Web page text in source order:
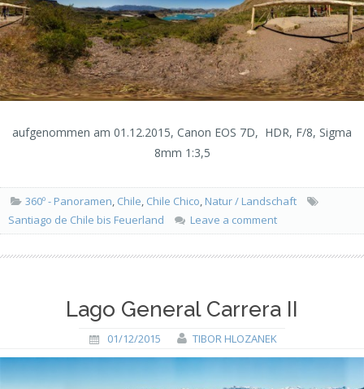
aufgenommen am 01.12.2015, Canon EOS 7D, HDR, F/8, Sigma
8mm 1:3,5
360º - Panoramen, Chile, Chile Chico, Natur / Landschaft
Santiago de Chile bis Feuerland
Leave a comment
Lago General Carrera II
01/12/2015 TIBOR HLOZANEK